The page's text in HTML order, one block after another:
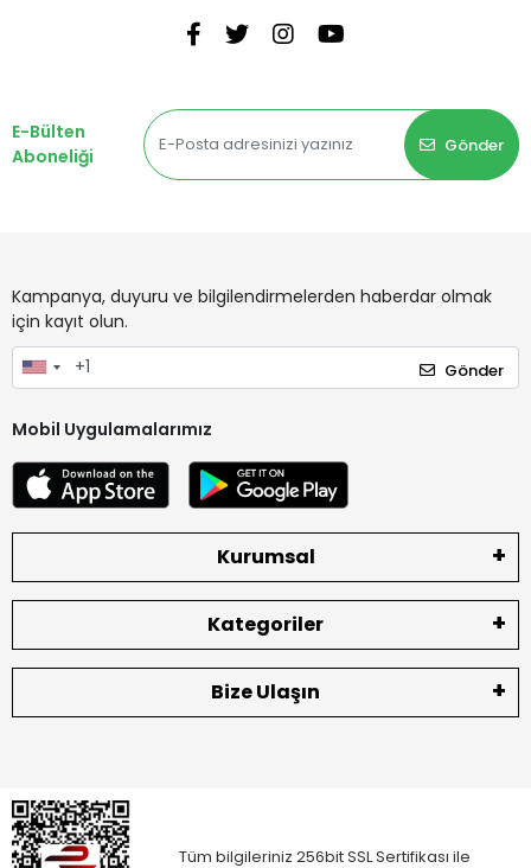
E-Bülten
Aboneliği
Gönder
Kampanya, duyuru ve bilgilendirmelerden haberdar olmak
için kayıt olun.
Gönder
Mobil Uygulamalarımız
Kurumsal
Kategoriler
Bize Ulaşın
Tüm bilgileriniz 256bit SSL Sertifikası ile